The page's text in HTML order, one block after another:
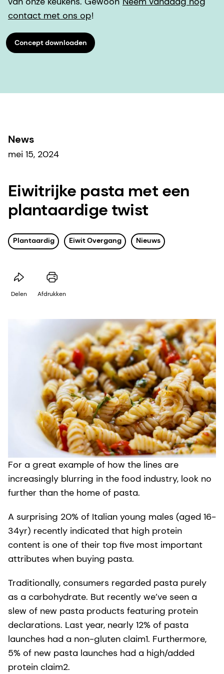
contact met ons op!
Concept downloaden
News
mei 15, 2024
Eiwitrijke pasta met een
plantaardige twist
Plantaardig Eiwit Overgang Nieuws
Delen Afdrukken
For a great example of how the lines are
increasingly blurring in the food industry, look no
further than the home of pasta.
A surprising 20% of Italian young males (aged 16-
34yr) recently indicated that high protein
content is one of their top five most important
attributes when buying pasta.
Traditionally, consumers regarded pasta purely
as a carbohydrate. But recently we’ve seen a
slew of new pasta products featuring protein
declarations. Last year, nearly 12% of pasta
launches had a non-gluten claim1. Furthermore,
5% of new pasta launches had a high/added
protein claim2.